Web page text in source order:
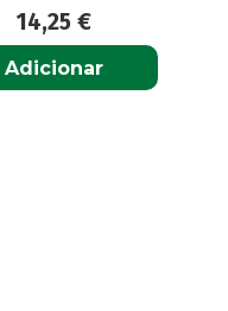
14,25 €
Adicionar